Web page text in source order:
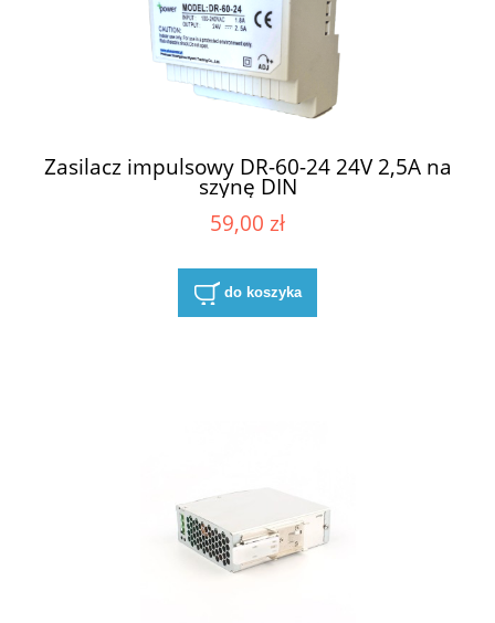
Zasilacz impulsowy DR-60-24 24V 2,5A na
szynę DIN
59,00 zł
do koszyka